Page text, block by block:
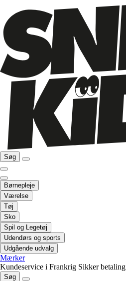
Søg
Børnepleje
Værelse
Tøj
Sko
Spil og Legetøj
Udendørs og sports
Udgående udvalg
Mærker
Kundeservice i Frankrig Sikker betaling
Søg